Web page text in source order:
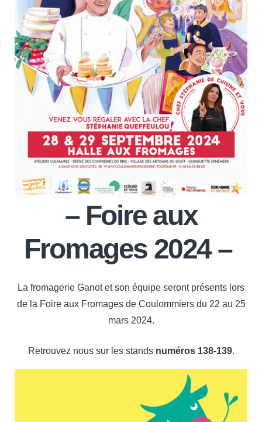
– Foire aux
Fromages 2024 –
La fromagerie Ganot et son équipe seront présents lors
de la Foire aux Fromages de Coulommiers du 22 au 25
mars 2024.
Retrouvez nous sur les stands numéros 138-139.